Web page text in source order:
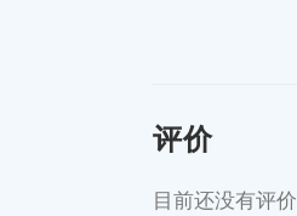
评价
目前还没有评价